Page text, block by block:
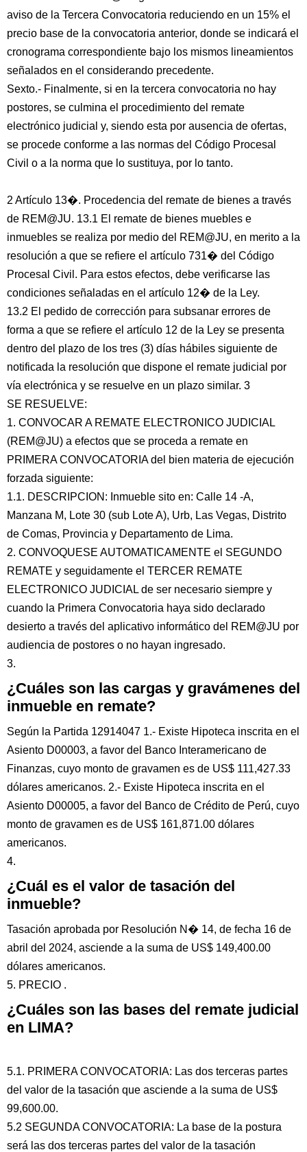
aviso de la Tercera Convocatoria reduciendo en un 15% el
precio base de la convocatoria anterior, donde se indicará el
cronograma correspondiente bajo los mismos lineamientos
señalados en el considerando precedente.
Sexto.- Finalmente, si en la tercera convocatoria no hay
postores, se culmina el procedimiento del remate
electrónico judicial y, siendo esta por ausencia de ofertas,
se procede conforme a las normas del Código Procesal
Civil o a la norma que lo sustituya, por lo tanto.
2 Artículo 13�. Procedencia del remate de bienes a través
de REM@JU. 13.1 El remate de bienes muebles e
inmuebles se realiza por medio del REM@JU, en merito a la
resolución a que se refiere el artículo 731� del Código
Procesal Civil. Para estos efectos, debe verificarse las
condiciones señaladas en el artículo 12� de la Ley.
13.2 El pedido de corrección para subsanar errores de
forma a que se refiere el artículo 12 de la Ley se presenta
dentro del plazo de los tres (3) días hábiles siguiente de
notificada la resolución que dispone el remate judicial por
vía electrónica y se resuelve en un plazo similar. 3
SE RESUELVE:
1. CONVOCAR A REMATE ELECTRONICO JUDICIAL
(REM@JU) a efectos que se proceda a remate en
PRIMERA CONVOCATORIA del bien materia de ejecución
forzada siguiente:
1.1. DESCRIPCION: Inmueble sito en: Calle 14 -A,
Manzana M, Lote 30 (sub Lote A), Urb, Las Vegas, Distrito
de Comas, Provincia y Departamento de Lima.
2. CONVOQUESE AUTOMATICAMENTE el SEGUNDO
REMATE y seguidamente el TERCER REMATE
ELECTRONICO JUDICIAL de ser necesario siempre y
cuando la Primera Convocatoria haya sido declarado
desierto a través del aplicativo informático del REM@JU por
audiencia de postores o no hayan ingresado.
3.
¿Cuáles son las cargas y gravámenes del
inmueble en remate?
Según la Partida 12914047 1.- Existe Hipoteca inscrita en el
Asiento D00003, a favor del Banco Interamericano de
Finanzas, cuyo monto de gravamen es de US$ 111,427.33
dólares americanos. 2.- Existe Hipoteca inscrita en el
Asiento D00005, a favor del Banco de Crédito de Perú, cuyo
monto de gravamen es de US$ 161,871.00 dólares
americanos.
4.
¿Cuál es el valor de tasación del
inmueble?
Tasación aprobada por Resolución N� 14, de fecha 16 de
abril del 2024, asciende a la suma de US$ 149,400.00
dólares americanos.
5. PRECIO .
¿Cuáles son las bases del remate judicial
en LIMA?
5.1. PRIMERA CONVOCATORIA: Las dos terceras partes
del valor de la tasación que asciende a la suma de US$
99,600.00.
5.2 SEGUNDA CONVOCATORIA: La base de la postura
será las dos terceras partes del valor de la tasación